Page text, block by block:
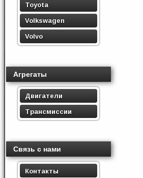
Toyota
Volkswagen
Volvo
Агрегаты
Двигатели
Трансмиссии
Связь с нами
Контакты